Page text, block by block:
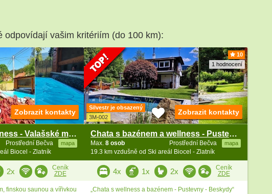
vašim kritériím (do 100 km):
Chata bazén a wellness - Valašské muzeum v přírodě
Prostřední Bečva mapa
Biocel - Zlatník
Zobrazit kontakty
2x
Ceník
ZDE
finskou saunou a vířivkou
10
1 hodnocení
Silvestr je obsazený
3M-002
Chata s bazénem a wellness - Pustevny - Beskydy
Prostřední Bečva mapa
Max. 8 osob
19.3 km vzdušně od Ski areál Biocel - Zlatník
Zobrazit kontakty
4x 1x 2x
Ceník
ZDE
„Chata s wellness a bazénem - Pustevny - Beskydy“